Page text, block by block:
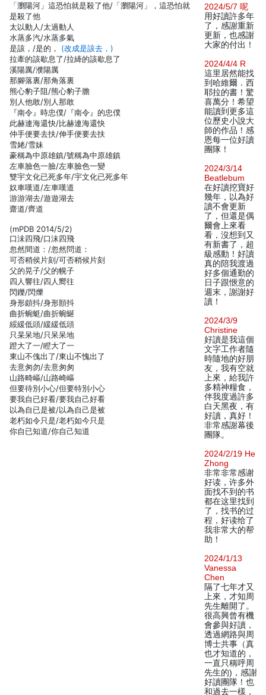
「瀏陽河」這恐怕就是殺了他/「瀏陽河」，這恐怕就
是殺了他
太以動人/太過動人
水蒸多汽/水蒸多氣
是該，/是的， (改成是該去，)
拉牽的該歇息了/拉縴的該歇息了
溪陽厲/濮陽厲
那腳落裏/那角落裏
熊心豹子阻/熊心豹子膽
別人他敢/別人那敢
『南令』時忠僕/『南令』的忠僕
此赫連海還快/比赫連海還快
仲手便要去扶/伸手便要去扶
雪姥/雪妹
豪稱為中原雄鎮/號稱為中原雄鎮
左車臉色一臉/左車臉色一變
雙宇文化已死多年/宇文化已死多年
奴車嘆道/左車嘆道
游游湖去/遊遊湖去
齋道/齊道
(mPDB 2014/5/2)
口沬四飛/口沫四飛
忽然間道：/忽然問道：
可否稍侯片刻/可否稍候片刻
父的晃子/父的幌子
四人響往/四人嚮往
閃鑠/閃爍
身形頗抖/身形顫抖
曲折蜿蜓/曲折蜿蜒
綏緩低頭/緩緩低頭
只杲呆地/只呆呆地
蹬大了一/瞪大了一
東山不傀出了/東山不愧出了
去意匆勿/去意匆匆
山路畸嶇/山路崎嶇
但要待別小心/但要特別小心
要我自已好看/要我自己好看
以為自已是被/以為自己是被
老朽如令只是/老朽如今只是
你自已知道/你自己知道
2024/5/7 呢
用好讀許多年
了，感謝重新
更新，也感謝
大家的付出！
2024/4/4 R
這里居然能找
到哈維爾．西
耶拉的書！驚
喜萬分！希望
能讀到更多這
位歷史小說大
師的作品！感
恩每一位好讀
團隊！
2024/3/14
Beatlebum
在好讀挖寶好
幾年，以為好
讀不會更新
了，但還是偶
爾會上來看
看，沒想到又
有新書了，超
級感動！好讀
真的陪我渡過
好多個通勤的
日子跟愜意的
週末，謝謝好
讀！
2024/3/9
Christine
好讀是我這個
文字工作者隨
時隨地的好朋
友，我有空就
上來，給我許
多精神糧食，
伴我度過許多
白天黑夜，有
好讀，真好！
非常感謝幕後
團隊。
2024/2/19 He
Zhong
非常非常感谢
好读，许多外
面找不到的书
都在这里找到
了，找书的过
程，好读给了
我非常大的帮
助！
2024/1/13
Vanessa
Chen
隔了七年才又
上來，才知周
先生離開了。
很高興曾有機
會參與好讀，
透過網路與周
博士共事（真
也才知道的，
一直只稱呼周
先生的)，感謝
好讀團隊！也
和過去一樣，